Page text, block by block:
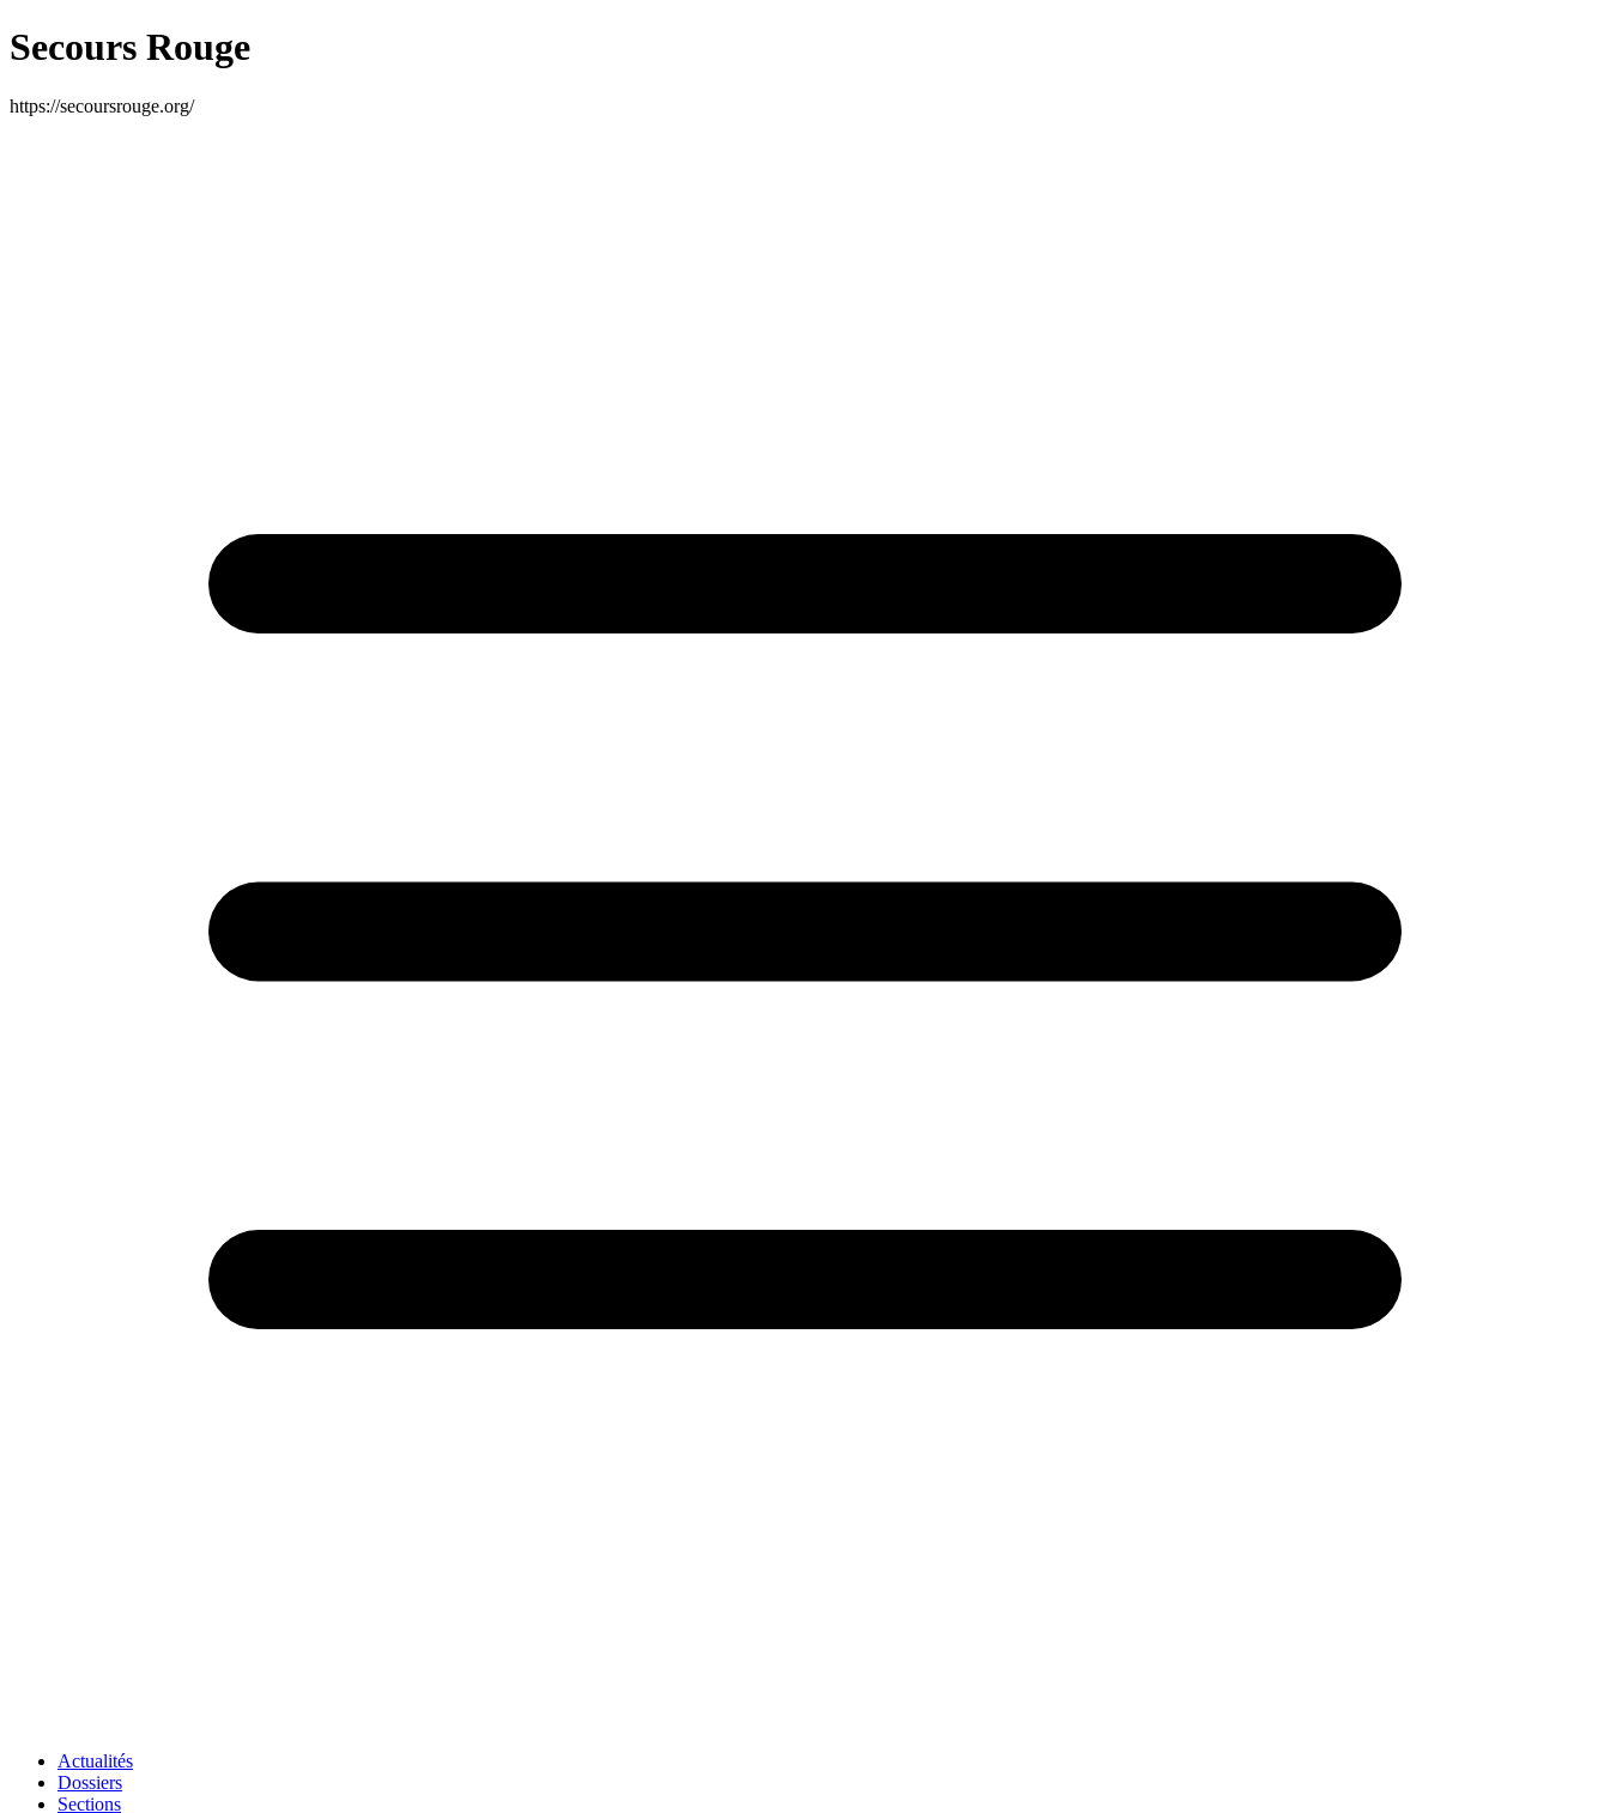
Secours Rouge
https://secoursrouge.org/
Actualités
Dossiers
Sections